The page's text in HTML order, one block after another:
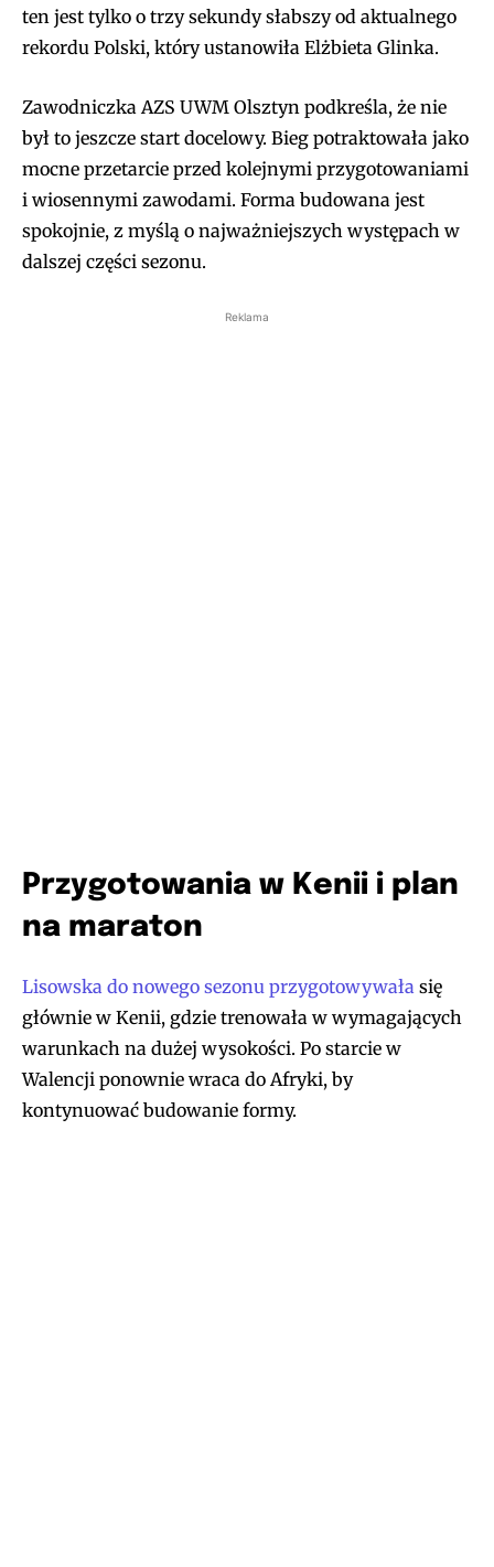
ten jest tylko o trzy sekundy słabszy od aktualnego
rekordu Polski, który ustanowiła Elżbieta Glinka.
Zawodniczka AZS UWM Olsztyn podkreśla, że nie
był to jeszcze start docelowy. Bieg potraktowała jako
mocne przetarcie przed kolejnymi przygotowaniami
i wiosennymi zawodami. Forma budowana jest
spokojnie, z myślą o najważniejszych występach w
dalszej części sezonu.
Reklama
Przygotowania w Kenii i plan
na maraton
Lisowska do nowego sezonu przygotowywała się
głównie w Kenii, gdzie trenowała w wymagających
warunkach na dużej wysokości. Po starcie w
Walencji ponownie wraca do Afryki, by
kontynuować budowanie formy.